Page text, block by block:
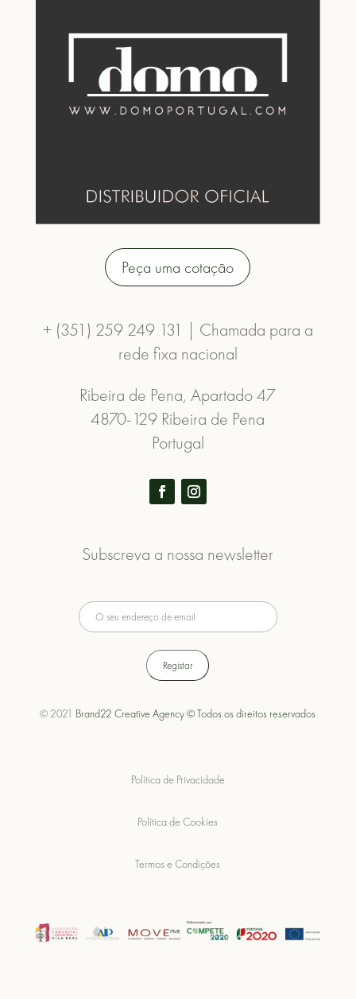
Peça uma cotação
+ (351) 259 249 131 | Chamada para a
rede fixa nacional
Ribeira de Pena, Apartado 47
4870-129 Ribeira de Pena
Portugal
Subscreva a nossa newsletter
© 2021 Brand22 Creative Agency © Todos os direitos reservados
Política de Privacidade
Política de Cookies
Termos e Condições